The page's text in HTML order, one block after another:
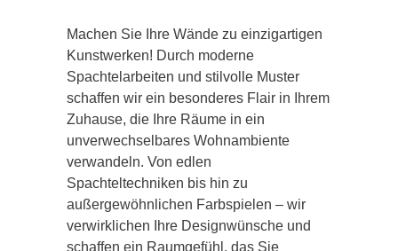
Machen Sie Ihre Wände zu einzigartigen
Kunstwerken! Durch moderne
Spachtelarbeiten und stilvolle Muster
schaffen wir ein besonderes Flair in Ihrem
Zuhause, die Ihre Räume in ein
unverwechselbares Wohnambiente
verwandeln. Von edlen
Spachteltechniken bis hin zu
außergewöhnlichen Farbspielen – wir
verwirklichen Ihre Designwünsche und
schaffen ein Raumgefühl, das Sie